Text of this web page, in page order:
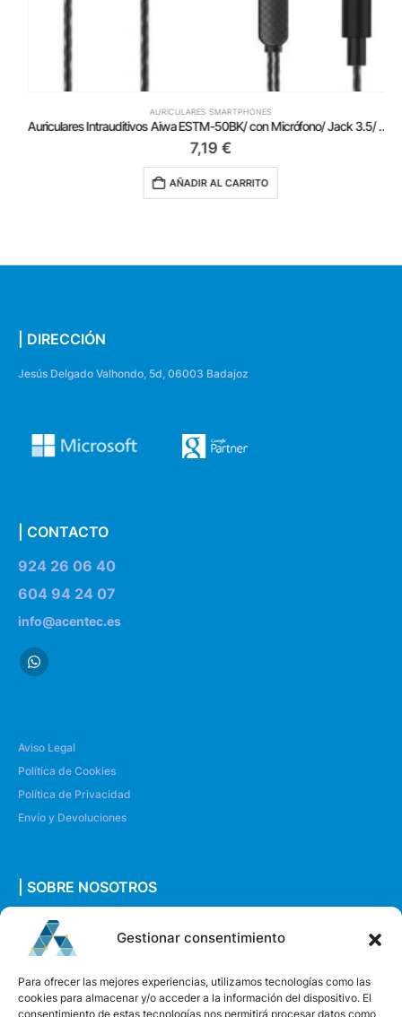
Gestionar consentimiento
Para ofrecer las mejores experiencias, utilizamos tecnologías como las
cookies para almacenar y/o acceder a la información del dispositivo. El
consentimiento de estas tecnologías nos permitirá procesar datos como
AURICULARES SMARTPHONES
Auriculares Intrauditivos Aiwa ESTM-50BK/ con Micrófono/ Jack 3.5/ Negro
7,19€
AÑADIR AL CARRITO
| DIRECCIÓN
Jesús Delgado Valhondo, 5d, 06003 Badajoz
| CONTACTO
924 26 06 40
604 94 24 07
info@acentec.es
Aviso Legal
Política de Cookies
Política de Privacidad
Envío y Devoluciones
| SOBRE NOSOTROS
Quiénes somos
Envíanos un mensaje